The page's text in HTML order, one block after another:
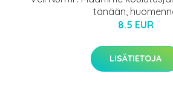
tänään,
8.5 EUR
LISÄTIETOJA